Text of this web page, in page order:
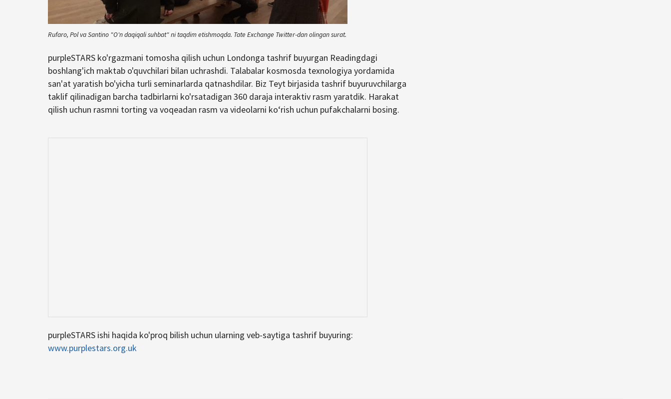
Rufaro, Pol va Santino "O'n daqiqali suhbat" ni taqdim etishmoqda. Tate Exchange Twitter-dan olingan surat.
purpleSTARS ko'rgazmani tomosha qilish uchun Londonga tashrif buyurgan Readingdagi
boshlang'ich maktab o'quvchilari bilan uchrashdi. Talabalar kosmosda texnologiya yordamida
san'at yaratish bo'yicha turli seminarlarda qatnashdilar. Biz Teyt birjasida tashrif buyuruvchilarga
taklif qilinadigan barcha tadbirlarni ko'rsatadigan 360 daraja interaktiv rasm yaratdik. Harakat
qilish uchun rasmni torting va voqeadan rasm va videolarni koʻrish uchun pufakchalarni bosing.
purpleSTARS ishi haqida ko'proq bilish uchun ularning veb-saytiga tashrif buyuring:
www.purplestars.org.uk